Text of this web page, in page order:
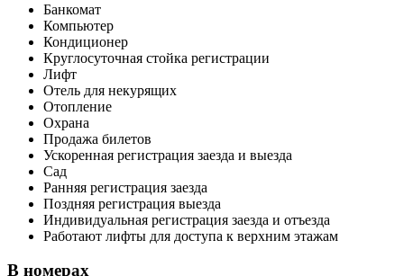
Банкомат
Компьютер
Кондиционер
Круглосуточная стойка регистрации
Лифт
Отель для некурящих
Отопление
Охрана
Продажа билетов
Ускоренная регистрация заезда и выезда
Сад
Ранняя регистрация заезда
Поздняя регистрация выезда
Индивидуальная регистрация заезда и отъезда
Работают лифты для доступа к верхним этажам
В номерах